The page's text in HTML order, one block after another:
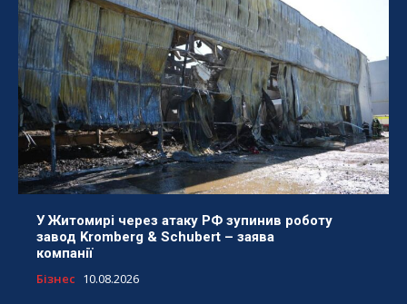
У Житомирі через атаку РФ зупинив роботу
завод Kromberg & Schubert – заява
компанії
Бізнес 10.08.2026